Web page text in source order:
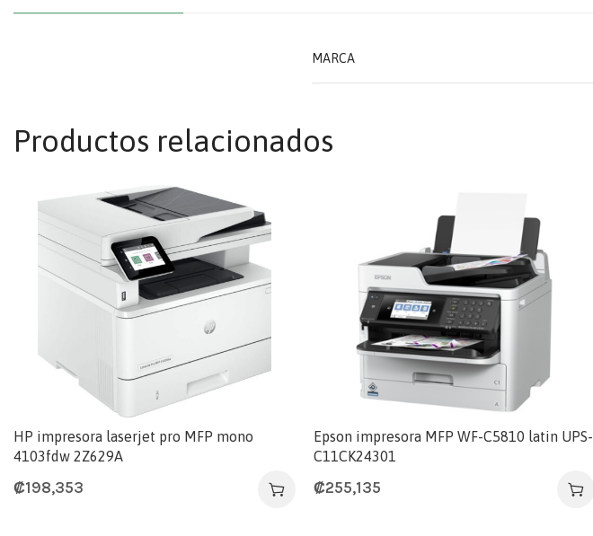
MARCA
Productos relacionados
HP impresora laserjet pro MFP mono
4103fdw 2Z629A
₡198,353
Epson impresora MFP WF-C5810 latin UPS-
C11CK24301
₡255,135